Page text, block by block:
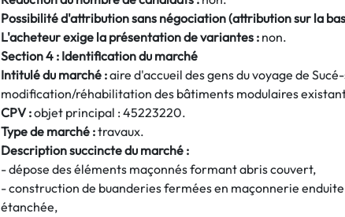
Possibilité d'attribution sans négociation (attribution sur la
L'acheteur exige la présentation de variantes : non.
Section 4 : Identification du marché
Intitulé du marché :aire d'accueil des gens du voyage de
modification/réhabilitation des bâtiments modulaires
CPV :objet principal : 45223220.
Type de marché :travaux.
Description succincte du marché :
- dépose des éléments maçonnés formant abris couvert,
- construction de buanderies fermées en maçonnerie
étanchée,